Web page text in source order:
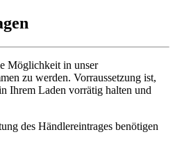
Möglichkeit in unser
zu werden. Vorraussetzung ist,
Ihrem Laden vorrätig halten und
des Händlereintrages benötigen